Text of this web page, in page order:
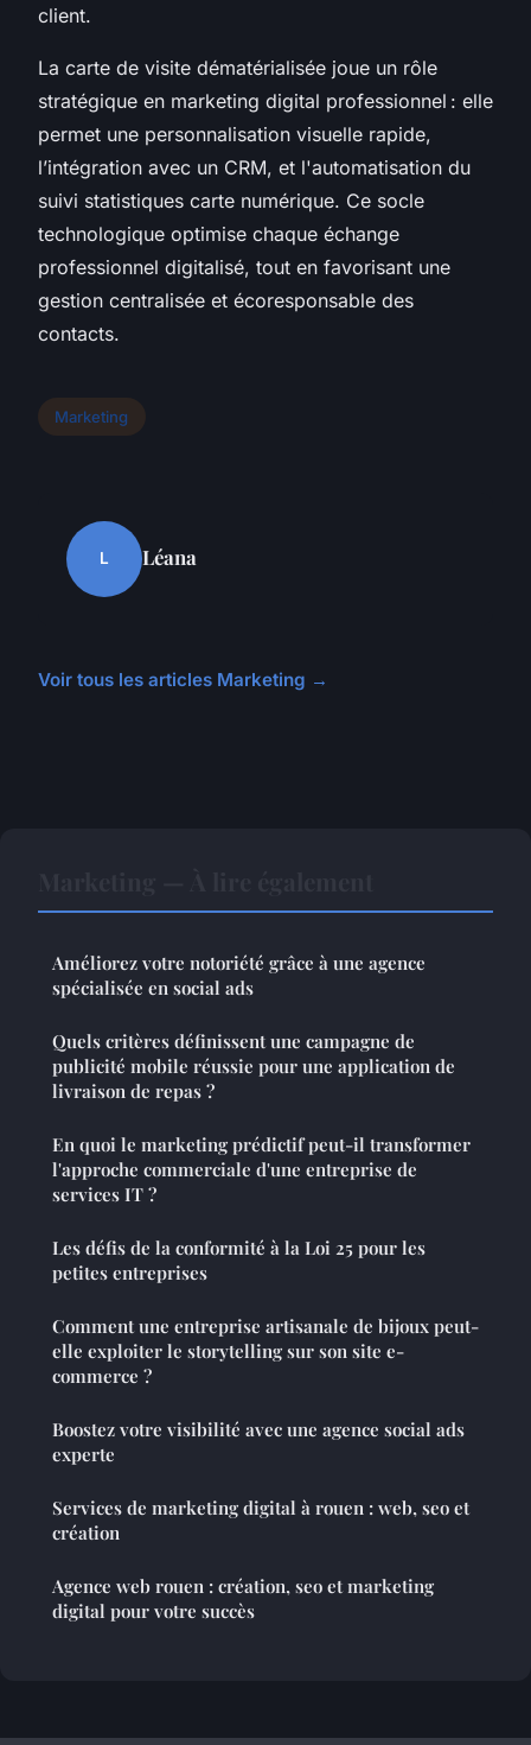
client.
La carte de visite dématérialisée joue un rôle
stratégique en marketing digital professionnel : elle
permet une personnalisation visuelle rapide,
l’intégration avec un CRM, et l'automatisation du
suivi statistiques carte numérique. Ce socle
technologique optimise chaque échange
professionnel digitalisé, tout en favorisant une
gestion centralisée et écoresponsable des
contacts.
Marketing
L Léana
Voir tous les articles Marketing →
Améliorez votre notoriété grâce à une agence
spécialisée en social ads
Quels critères définissent une campagne de
publicité mobile réussie pour une application de
livraison de repas ?
En quoi le marketing prédictif peut-il transformer
l'approche commerciale d'une entreprise de
services IT ?
Les défis de la conformité à la Loi 25 pour les
petites entreprises
Comment une entreprise artisanale de bijoux peut-
elle exploiter le storytelling sur son site e-
commerce ?
Boostez votre visibilité avec une agence social ads
experte
Services de marketing digital à rouen : web, seo et
création
Agence web rouen : création, seo et marketing
digital pour votre succès